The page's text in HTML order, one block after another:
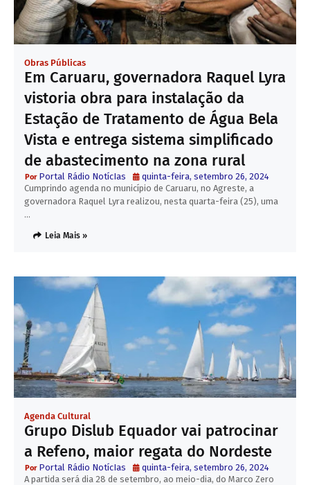
Obras Públicas
Em Caruaru, governadora Raquel Lyra
vistoria obra para instalação da
Estação de Tratamento de Água Bela
Vista e entrega sistema simplificado
de abastecimento na zona rural
Portal Rádio NotícIas
quinta-feira, setembro 26, 2024
Cumprindo agenda no município de Caruaru, no Agreste, a
governadora Raquel Lyra realizou, nesta quarta-feira (25), uma
…
Leia Mais »
Agenda Cultural
Grupo Dislub Equador vai patrocinar
a Refeno, maior regata do Nordeste
Portal Rádio NotícIas
quinta-feira, setembro 26, 2024
A partida será dia 28 de setembro, ao meio-dia, do Marco Zero